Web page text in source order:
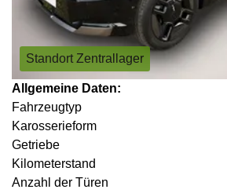
Standort Zentrallager
Allgemeine Daten:
Fahrzeugtyp
Karosserieform
Getriebe
Kilometerstand
Anzahl der Türen